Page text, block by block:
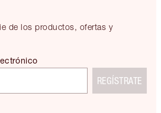
de los productos, ofertas y
REGÍSTRATE